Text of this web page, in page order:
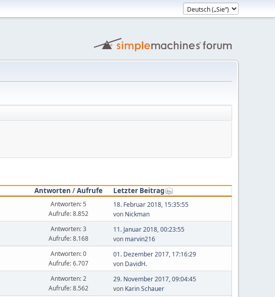
Antworten /Aufrufe
Letzter Beitrag
Antworten: 5
Aufrufe: 8.852
18. Februar 2018, 15:35:55
von Nickman
Antworten: 3
Aufrufe: 8.168
11. Januar 2018, 00:23:55
von marvin216
Antworten: 0
Aufrufe: 6.707
01. Dezember 2017, 17:16:29
von DavidH.
Antworten: 2
Aufrufe: 8.562
29. November 2017, 09:04:45
von Karin Schauer